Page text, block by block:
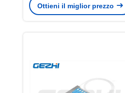
ottico
Ottieni il miglior prezzo